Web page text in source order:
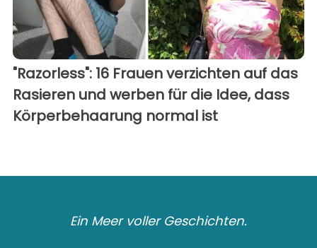
"Razorless": 16 Frauen verzichten auf das
Rasieren und werben für die Idee, dass
Körperbehaarung normal ist
Ein Meer voller Geschichten.